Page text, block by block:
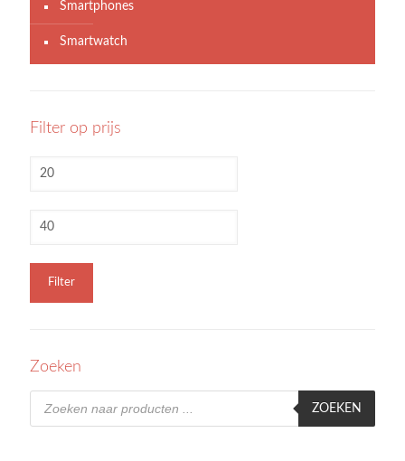
Smartphones
Smartwatch
Filter op prijs
Filter
Zoeken
Producten
zoeken
ZOEKEN